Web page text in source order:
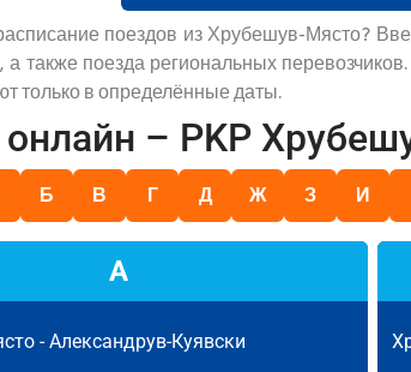
поездов из Хрубешув-Място?
, а также поезда региональных
только в определённые даты.
– PKP
Б В Г Д Ж З И
А
-Александрув-Куявски